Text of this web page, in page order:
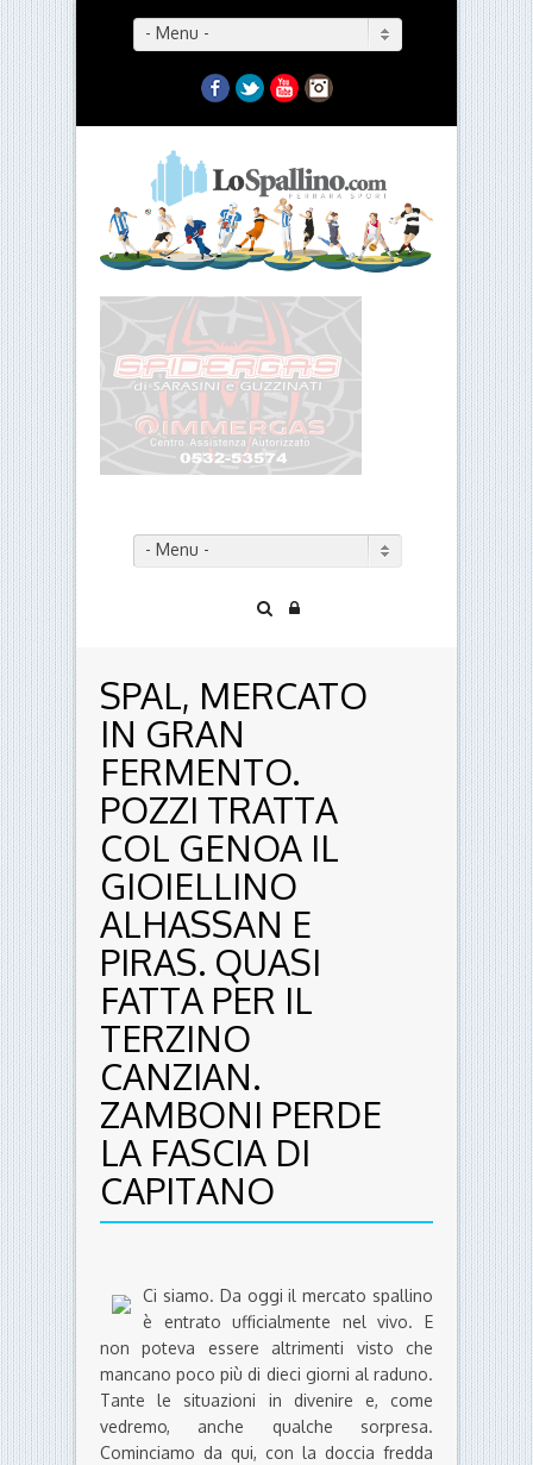
- Menu -
Facebook
TwitterYouTubeInstagram
- Menu -
SPAL, MERCATO
IN GRAN
FERMENTO.
POZZI TRATTA
COL GENOA IL
GIOIELLINO
ALHASSAN E
PIRAS. QUASI
FATTA PER IL
TERZINO
CANZIAN.
ZAMBONI PERDE
LA FASCIA DI
CAPITANO
Ci siamo. Da oggi il mercato spallino
è entrato ufficialmente nel vivo. E
non poteva essere altrimenti visto che
mancano poco più di dieci giorni al raduno.
Tante le situazioni in divenire e, come
vedremo, anche qualche sorpresa.
Cominciamo da qui, con la doccia fredda